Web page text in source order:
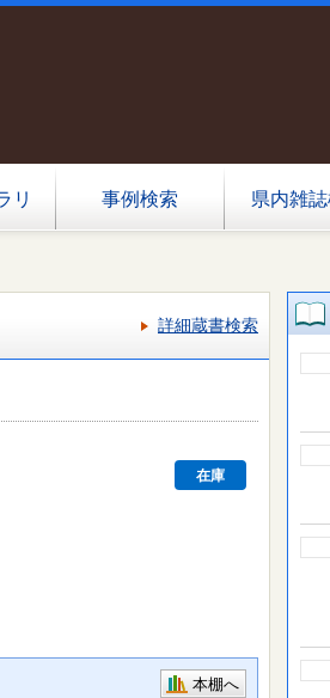
リ 事例検索 県内雑
詳細蔵書検索
在庫
本棚へ